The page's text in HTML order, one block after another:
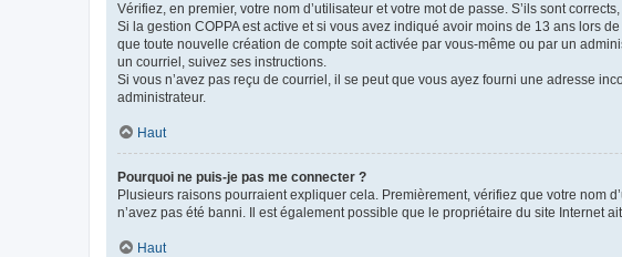
Vérifiez, en premier, votre nom d’utilisateur et votre mot de passe. S’ils sont
Si la gestion COPPA est active et si vous avez indiqué avoir moins de 13 ans lors
que toute nouvelle création de compte soit activée par vous-même ou par un
un courriel, suivez ses instructions.
Si vous n’avez pas reçu de courriel, il se peut que vous ayez fourni une adresse
administrateur.
Haut
Pourquoi ne puis-je pas me connecter ?
Plusieurs raisons pourraient expliquer cela. Premièrement, vérifiez que votre nom
n’avez pas été banni. Il est également possible que le propriétaire du site Internet
Haut